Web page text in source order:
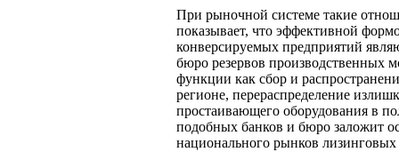
При рыночной системе такие
показывает, что эффективной
конверсируемых предприятий
бюро резервов производственных
функции как сбор и
регионе, перераспределение
простаивающего оборудования в
подобных банков и бюро заложит
национального рынков лизинговых